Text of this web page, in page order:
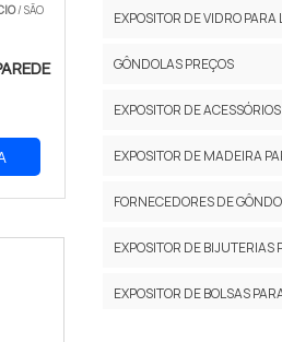
/ SÃO
EXPOSITOR DE VIDRO PARA
GÔNDOLAS PREÇOS
EXPOSITOR DE ACESSÓRIOS
EXPOSITOR DE MADEIRA
FORNECEDORES DE
EXPOSITOR DE BIJUTERIAS
EXPOSITOR DE BOLSAS